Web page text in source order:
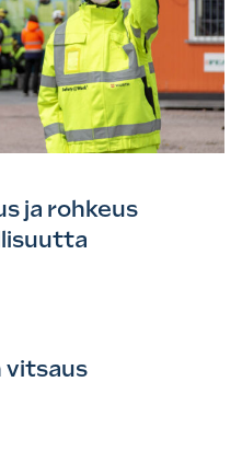
ja rohkeus
vitsaus